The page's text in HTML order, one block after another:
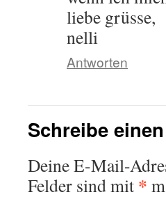
liebe grüsse,
nelli
Antworten
Schreibe
Deine E-Mail-
Felder sind mit *